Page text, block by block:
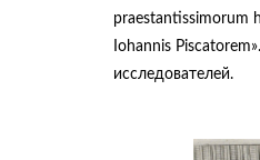
praestantissimorum
Iohannis
исследователей.